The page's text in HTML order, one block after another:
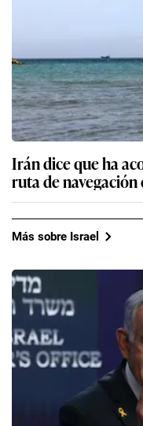
Irán dice que ha
ruta de
Más sobre Israel